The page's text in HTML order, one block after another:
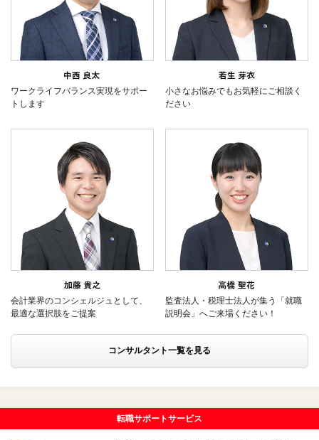
ワークライフバランス実現をサポー
トします
小さなお悩みでもお気軽にご相談く
ださい
会計業界のコンシェルジュとして、
最適な選択肢をご提案
監査法人・税理士法人が集う「就職
説明会」へご来場ください！
コンサルタント一覧を見る
転職サポートサービス